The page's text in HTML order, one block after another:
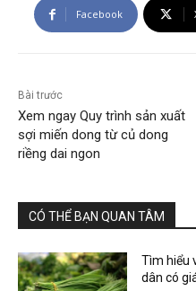
Facebook
Bài trước
Xem ngay Quy trình sản xuất
sợi miến dong từ củ dong
riềng dai ngon
CÓ THỂ BẠN QUAN TÂM
Tìm hiểu
dân có